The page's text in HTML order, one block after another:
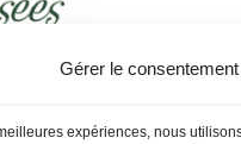
Gérer le consentement
expériences, nous
guider pour trouver ce